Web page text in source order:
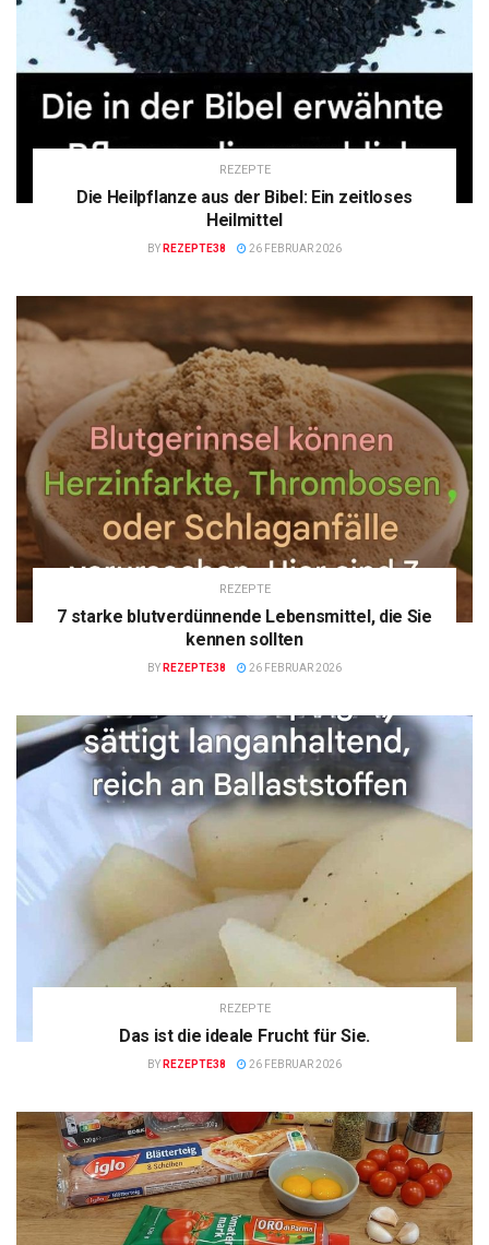
REZEPTE
Die Heilpflanze aus der Bibel: Ein zeitloses
Heilmittel
BY REZEPTE38 26 FEBRUAR 2026
REZEPTE
7 starke blutverdünnende Lebensmittel, die Sie
kennen sollten
BY REZEPTE38 26 FEBRUAR 2026
REZEPTE
Das ist die ideale Frucht für Sie.
BY REZEPTE38 26 FEBRUAR 2026